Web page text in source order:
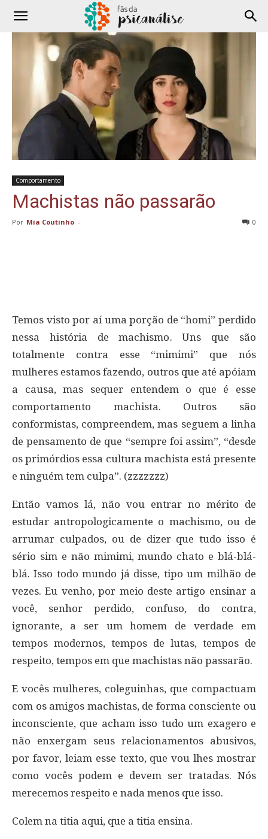
Comportamento
Machistas não passarão
Por Mia Coutinho - 0
Temos visto por aí uma porção de “homi” perdido
nessa história de machismo. Uns que são
totalmente contra esse “mimimi” que nós
mulheres estamos fazendo, outros que até apóiam
a causa, mas sequer entendem o que é esse
comportamento machista. Outros são
conformistas, compreendem, mas seguem a linha
de pensamento de que “sempre foi assim”, “desde
os primórdios essa cultura machista está presente
e ninguém tem culpa”. (zzzzzzz)
Então vamos lá, não vou entrar no mérito de
estudar antropologicamente o machismo, ou de
arrumar culpados, ou de dizer que tudo isso é
sério sim e não mimimi, mundo chato e blá-blá-
blá. Isso todo mundo já disse, tipo um milhão de
vezes. Eu venho, por meio deste artigo ensinar a
você, senhor perdido, confuso, do contra,
ignorante, a ser um homem de verdade em
tempos modernos, tempos de lutas, tempos de
respeito, tempos em que machistas não passarão.
E vocês mulheres, coleguinhas, que compactuam
com os amigos machistas, de forma consciente ou
inconsciente, que acham isso tudo um exagero e
não enxergam seus relacionamentos abusivos,
por favor, leiam esse texto, que vou lhes mostrar
como vocês podem e devem ser tratadas. Nós
merecemos respeito e nada menos que isso.
Colem na titia aqui, que a titia ensina.